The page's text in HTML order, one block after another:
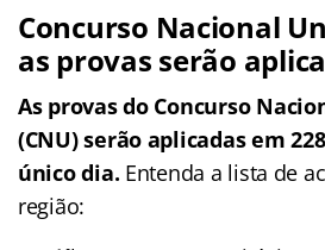
Concurso Nacional
as provas serão
As provas do Concurso
(CNU) serão aplicadas em
único dia. Entenda a lista de
região: